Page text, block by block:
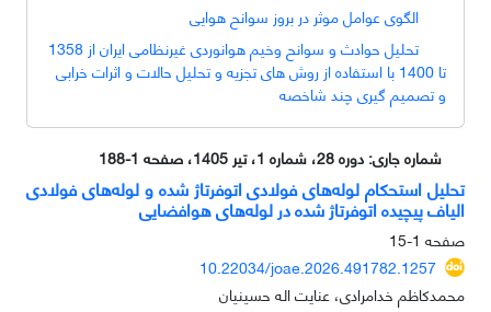
الگوی عوامل موثر در بروز سوانح هوایی
تحلیل حوادث و سوانح وخیم هوانوردی غیرنظامی ایران از 1358
تا 1400 ‏با استفاده از روش های تجزیه و تحلیل حالات و اثرات خرابی
و تصمیم گیری ‏چند شاخصه
شماره جاری:دوره 28، شماره 1، تیر 1405، صفحه 1-188
تحلیل استحکام لوله‌های فولادی اتوفرتاژ شده و لوله‌های فولادی
الیاف پیچیده اتوفرتاژ شده در لوله‌های هوافضایی
صفحه 1-15
10.22034/joae.2026.491782.1257
محمدکاظم خدامرادی، عنایت اله حسینیان